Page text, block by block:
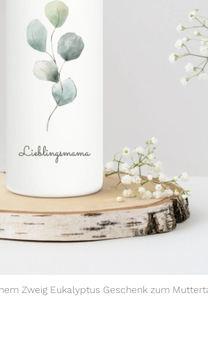
Zweig Eukalyptus Geschenk zum